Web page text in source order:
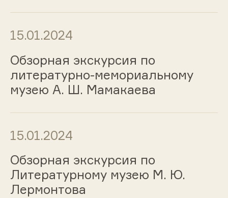
15.01.2024
Обзорная экскурсия по
литературно-мемориальному
музею А. Ш. Мамакаева
15.01.2024
Обзорная экскурсия по
Литературному музею М. Ю.
Лермонтова